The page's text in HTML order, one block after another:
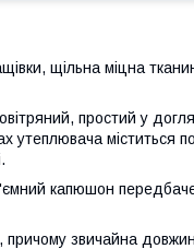
щільна міцна
простий у
утеплювача міститься
капюшон
причому звичайна